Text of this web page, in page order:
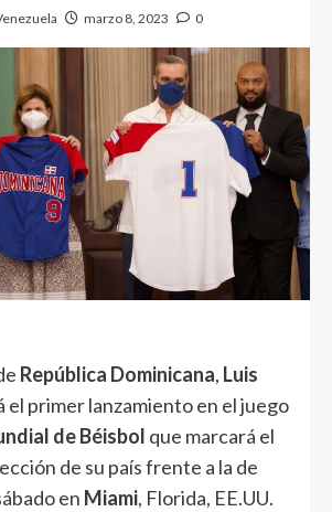
marzo 8, 2023 0
República Dominicana, Luis
el primer lanzamiento en el juego
de Béisbol que marcará el
de su país frente a la de
en Miami, Florida, EE.UU.